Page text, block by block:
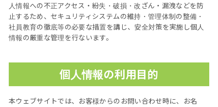
人情報への不正アクセス・紛失・破損・改ざん・漏洩などを防
止するため、セキュリティシステムの維持・管理体制の整備・
社員教育の徹底等の必要な措置を講じ、安全対策を実施し個人
情報の厳重な管理を行ないます。
個人情報の利用目的
本ウェブサイトでは、お客様からのお問い合わせ時に、お名